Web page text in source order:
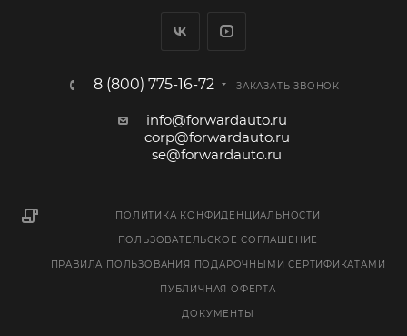
8 (800) 775-16-72 ЗАКАЗАТЬ ЗВОНОК
info@forwardauto.ru
corp@forwardauto.ru
se@forwardauto.ru
ПОЛИТИКА КОНФИДЕНЦИАЛЬНОСТИ
ПОЛЬЗОВАТЕЛЬСКОЕ СОГЛАШЕНИЕ
ПРАВИЛА ПОЛЬЗОВАНИЯ ПОДАРОЧНЫМИ СЕРТИФИКАТАМИ
ПУБЛИЧНАЯ ОФЕРТА
ДОКУМЕНТЫ